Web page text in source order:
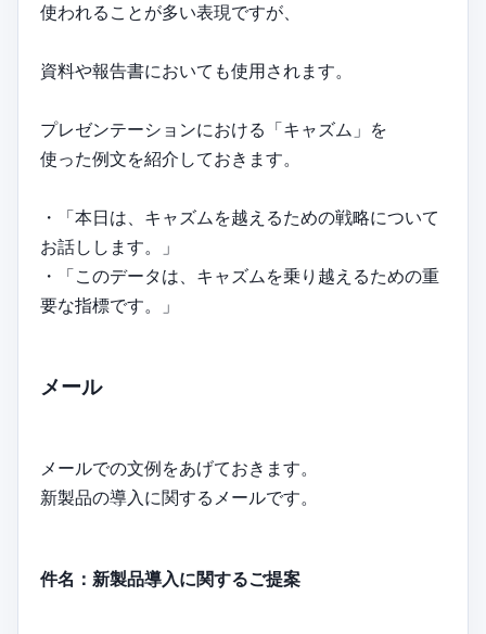
使われることが多い表現ですが、
資料や報告書においても使用されます。
プレゼンテーションにおける「キャズム」を
使った例文を紹介しておきます。
・「本日は、キャズムを越えるための戦略について
お話しします。」
・「このデータは、キャズムを乗り越えるための重
要な指標です。」
メール
メールでの文例をあげておきます。
新製品の導入に関するメールです。
件名：新製品導入に関するご提案